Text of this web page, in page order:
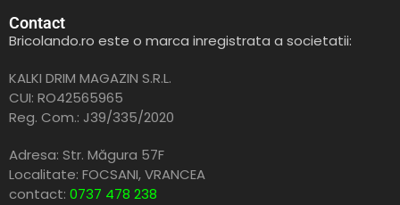
Contact
Bricolando.ro este o marca inregistrata a societatii:
KALKI DRIM MAGAZIN S.R.L.
CUI: RO42565965
Reg. Com.: J39/335/2020
Adresa: Str. Măgura 57F
Localitate: FOCSANI,VRANCEA
contact: 0737 478 238